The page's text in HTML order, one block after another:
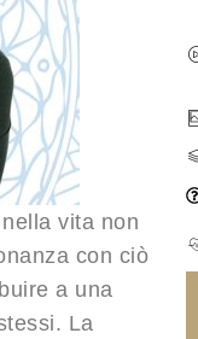
vita non
con ciò
a una
La